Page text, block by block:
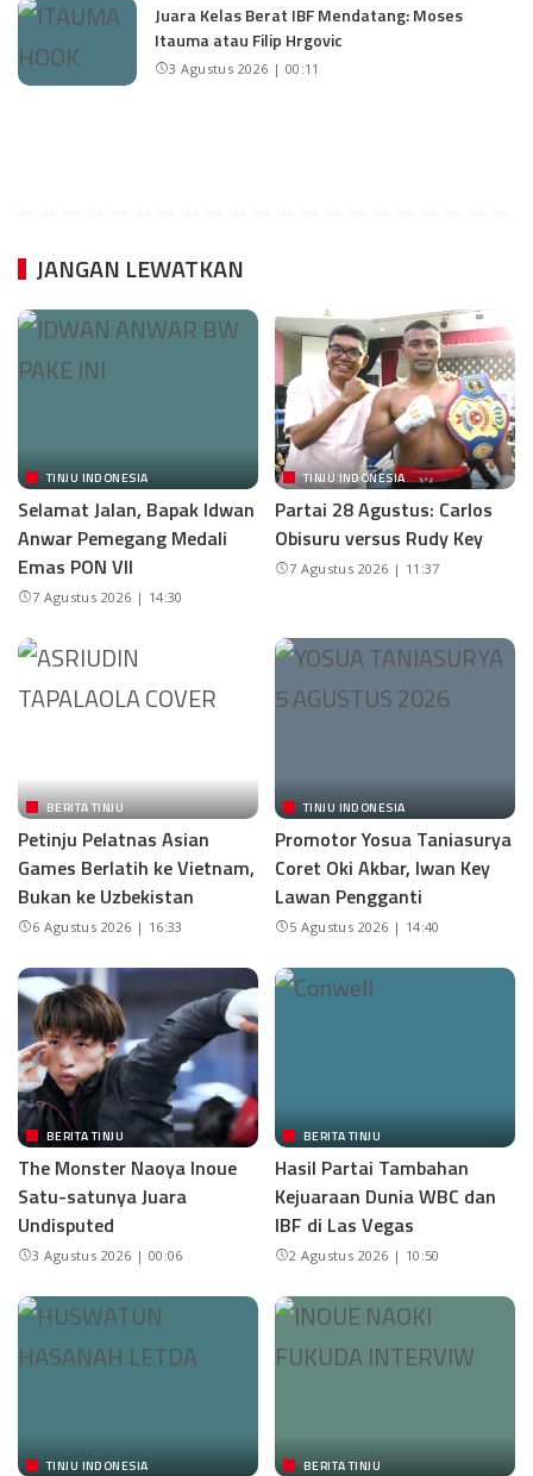
Juara Kelas Berat IBF Mendatang: Moses
Itauma atau Filip Hrgovic
3 Agustus 2026 | 00:11
JANGAN LEWATKAN
TINJU INDONESIA
Selamat Jalan, Bapak Idwan
Anwar Pemegang Medali
Emas PON VII
7 Agustus 2026 | 14:30
TINJU INDONESIA
Partai 28 Agustus: Carlos
Obisuru versus Rudy Key
7 Agustus 2026 | 11:37
BERITA TINJU
Petinju Pelatnas Asian
Games Berlatih ke Vietnam,
Bukan ke Uzbekistan
6 Agustus 2026 | 16:33
TINJU INDONESIA
Promotor Yosua Taniasurya
Coret Oki Akbar, Iwan Key
Lawan Pengganti
5 Agustus 2026 | 14:40
BERITA TINJU
The Monster Naoya Inoue
Satu-satunya Juara
Undisputed
3 Agustus 2026 | 00:06
BERITA TINJU
Hasil Partai Tambahan
Kejuaraan Dunia WBC dan
IBF di Las Vegas
2 Agustus 2026 | 10:50
TINJU INDONESIA BERITA TINJU